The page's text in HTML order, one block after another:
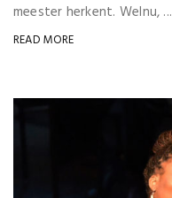
meester herkent. Welnu, ...
READ MORE